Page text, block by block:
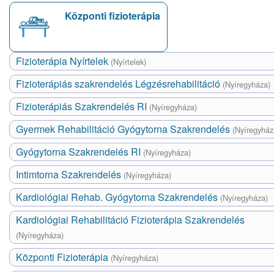
Központi fizioterápia
Fizioterápia Nyírtelek (Nyírtelek)
Fizioterápiás szakrendelés Légzésrehabilitáció (Nyíregyháza)
Fizioterápiás Szakrendelés RI (Nyíregyháza)
Gyermek Rehabilitáció Gyógytorna Szakrendelés
Gyógytorna Szakrendelés RI (Nyíregyháza)
Intimtorna Szakrendelés (Nyíregyháza)
Kardiológiai Rehab. Gyógytorna Szakrendelés (Nyíregyháza)
Kardiológiai Rehabilitáció Fizioterápia Szakrendelés
(Nyíregyháza)
Központi Fizioterápia (Nyíregyháza)